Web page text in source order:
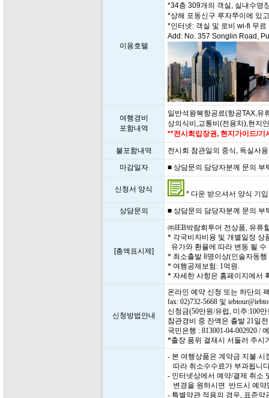
이용호텔
*34층 309개의 객실, 실내수영
*상해 포동신구 루자쭈이에 있
*인터넷: 객실 및 로비 wi-fi 무료
Add: No. 357 Songlin Road,
여행경비
포함내역
일반석왕복항공료(항공TAX,유
상의식비,교통비(전용차),현지
**전시회입장권, 현지가이드/기
불포함내역
전시회 참관일의 중식, 독실사
마감일자
■ 상담문의 담당자분께 문의
신청서 양식
* 다운 받으셔서 양식 기
상담문의
■ 상담문의 담당자분께 문의
[총액표시제]
㈜IEB박람회투어 전상품, 유류
* 각국비자비용 및 개별일정 상
유가와 환율에 따라 변동 될 수
* 최소출발 8명이상(인솔자동
* 여행공제보험: 1억원.
* 자세한 사항은 홈페이지에서
신청방법안내
온라인 예약 신청 또는 하단의
fax: 02)732-5668 및
신청금(50만원/유럽, 미주:100
참관경비 중 잔액은 출발 21일
국민은행 : 813001-04-002920 /
*출장 품위 결재시 서둘러 주시
- 본 여행상품은 계약금 지불 시
따라 취소수수료가 부과됩니
- 인터넷상에서 예약/결제 취소
변경을 원하시면 반드시 예약
- 특별약관 적용의 경우, 표준